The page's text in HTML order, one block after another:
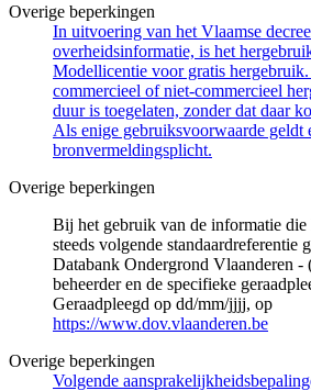
Overige beperkingen
In uitvoering van het Vlaamse
overheidsinformatie, is het
Modellicentie voor gratis
commercieel of niet-commercieel
duur is toegelaten, zonder dat daar
Als enige gebruiksvoorwaarde geldt
bronvermeldingsplicht.
Overige beperkingen
Bij het gebruik van de informatie
steeds volgende standaardreferentie
Databank Ondergrond Vlaanderen -
beheerder en de specifieke
Geraadpleegd op dd/mm/jjjj, op
https://www.dov.vlaanderen.be
Overige beperkingen
Volgende